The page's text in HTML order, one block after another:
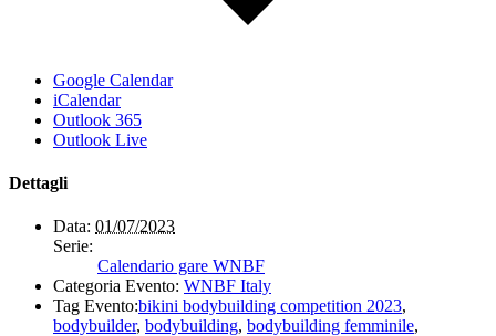
Google Calendar
iCalendar
Outlook 365
Outlook Live
Dettagli
Data: 01/07/2023
Serie:
Calendario gare WNBF
Categoria Evento: WNBF Italy
Tag Evento:bikini bodybuilding competition 2023,
bodybuilder, bodybuilding, bodybuilding femminile,